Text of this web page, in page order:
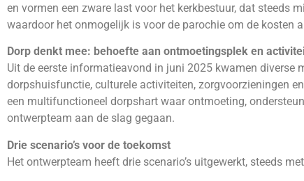
en vormen een zware last voor het kerkbestuur, dat steeds
waardoor het onmogelijk is voor de parochie om de kosten
Dorp denkt mee: behoefte aan ontmoetingsplek en
Uit de eerste informatieavond in juni 2025 kwamen diverse
dorpshuisfunctie, culturele activiteiten, zorgvoorzieningen
een multifunctioneel dorpshart waar ontmoeting,
ontwerpteam aan de slag gegaan.
Drie scenario’s voor de toekomst
Het ontwerpteam heeft drie scenario’s uitgewerkt, steeds